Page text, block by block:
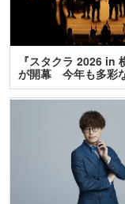
『スタクラ 2026 in
が開幕 今年も多彩
テ…